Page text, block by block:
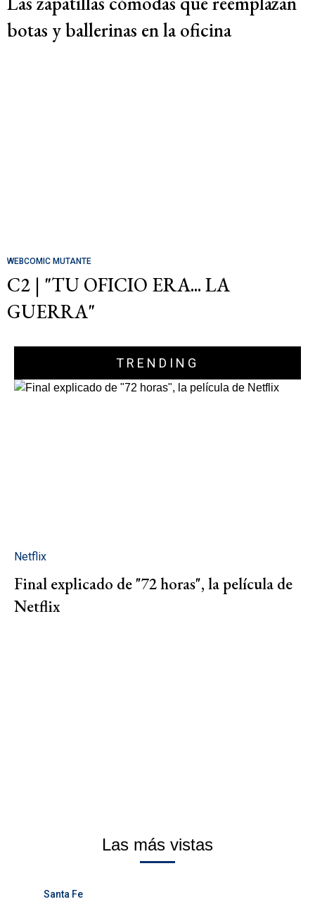
botas y ballerinas en la oficina
WEBCOMIC MUTANTE
C2 | "TU OFICIO ERA... LA
GUERRA"
TRENDING
Netflix
Final explicado de "72 horas", la película de
Netflix
Las más vistas
Santa Fe